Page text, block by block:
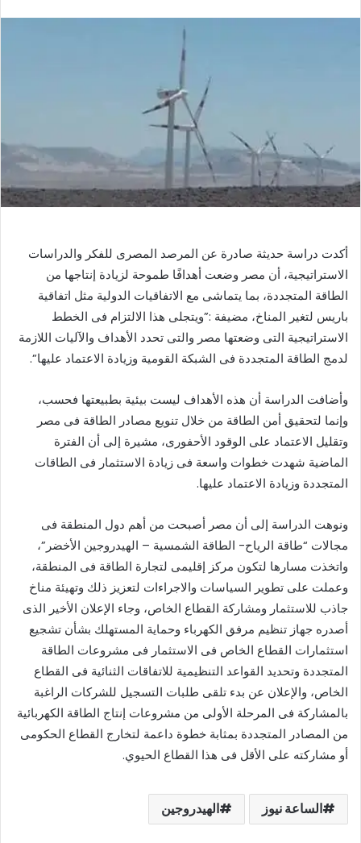
أكدت دراسة حديثة صادرة عن المرصد المصرى للفكر والدراسات
الاستراتيجية، أن مصر وضعت أهدافًا طموحة لزيادة إنتاجها من
الطاقة المتجددة، بما يتماشى مع الاتفاقيات الدولية مثل اتفاقية
باريس لتغير المناخ، مضيفة :”ويتجلى هذا الالتزام فى الخطط
الاستراتيجية التى وضعتها مصر والتى تحدد الأهداف والآليات اللازمة
لدمج الطاقة المتجددة فى الشبكة القومية وزيادة الاعتماد عليها”.
وأضافت الدراسة أن هذه الأهداف ليست بيئية بطبيعتها فحسب،
وإنما لتحقيق أمن الطاقة من خلال تنويع مصادر الطاقة فى مصر
وتقليل الاعتماد على الوقود الأحفورى، مشيرة إلى أن الفترة
الماضية شهدت خطوات واسعة فى زيادة الاستثمار فى الطاقات
المتجددة وزيادة الاعتماد عليها.
ونوهت الدراسة إلى أن مصر أصبحت من أهم دول المنطقة فى
مجالات “طاقة الرياح- الطاقة الشمسية – الهيدروجين الأخضر”،
واتخذت مسارها لتكون مركز إقليمى لتجارة الطاقة فى المنطقة،
وعملت على تطوير السياسات والاجراءات لتعزيز ذلك وتهيئة مناخ
جاذب للاستثمار ومشاركة القطاع الخاص، وجاء الإعلان الأخير الذى
أصدره جهاز تنظيم مرفق الكهرباء وحماية المستهلك بشأن تشجيع
استثمارات القطاع الخاص فى الاستثمار فى مشروعات الطاقة
المتجددة وتحديد القواعد التنظيمية للاتفاقات الثنائية فى القطاع
الخاص، والإعلان عن بدء تلقى طلبات التسجيل للشركات الراغبة
بالمشاركة فى المرحلة الأولى من مشروعات إنتاج الطاقة الكهربائية
من المصادر المتجددة بمثابة خطوة داعمة لتخارج القطاع الحكومى
أو مشاركته على الأقل فى هذا القطاع الحيوي.
الساعة نيوز الهيدروجين